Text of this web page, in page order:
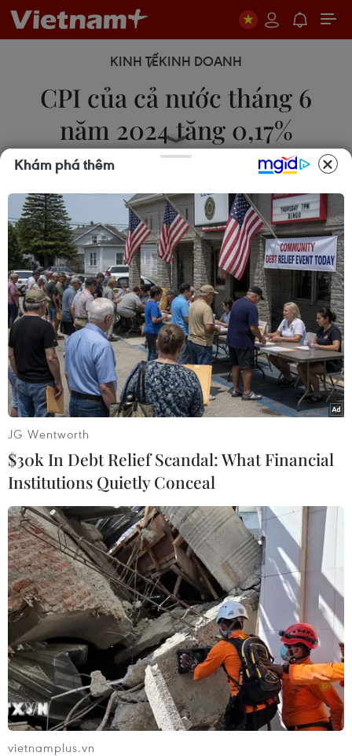
KINH TẾKINH DOANH
CPI của cả nước tháng 6
năm 2024 tăng 0,17%
Theo Tổng cục Thống kê, chỉ số giá tiêu dùng cả
nước tháng 6/2024 tăng 0,17% so với tháng trước,
trong đó có 8 nhóm hàng hóa và dịch vụ có chỉ số
giá tăng và 3 nhóm hàng có chỉ số giá giảm.
Khám phá thêm
JG Wentworth
$30k In Debt Relief Scandal: What Financial
Institutions Quietly Conceal
vietnamplus.vn